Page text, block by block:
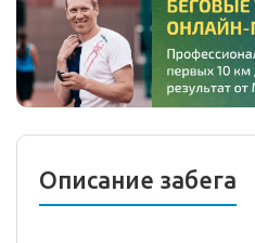
Описание забега